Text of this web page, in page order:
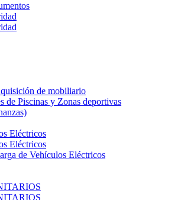
de mobiliario
de Piscinas y Zonas deportivas
Eléctricos
Eléctricos
de Vehículos Eléctricos